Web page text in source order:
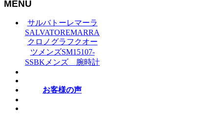
MENU
サルバトーレマーラ
SALVATOREMARRA
クロノグラフクオー
ツメンズSM15107-
SSBKメンズ 腕時計
お客様の声